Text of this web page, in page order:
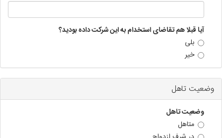
آیا قبلا هم تقاضای استخدام به این شرکت داده بودید؟
بلی
خیر
وضعیت تاهل
وضعیت تاهل
متاهل